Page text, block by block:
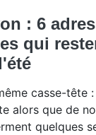
: 6
qui
casse-tête
alors que de
quelques